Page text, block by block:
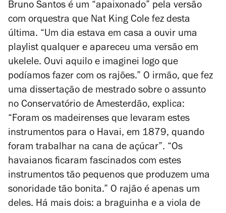
Bruno Santos é um “apaixonado” pela versão
com orquestra que Nat King Cole fez desta
última. “Um dia estava em casa a ouvir uma
playlist qualquer e apareceu uma versão em
ukelele. Ouvi aquilo e imaginei logo que
podíamos fazer com os rajões.” O irmão, que fez
uma dissertação de mestrado sobre o assunto
no Conservatório de Amesterdão, explica:
“Foram os madeirenses que levaram estes
instrumentos para o Havai, em 1879, quando
foram trabalhar na cana de açúcar”. “Os
havaianos ficaram fascinados com estes
instrumentos tão pequenos que produzem uma
sonoridade tão bonita.” O rajão é apenas um
deles. Há mais dois: a braguinha e a viola de